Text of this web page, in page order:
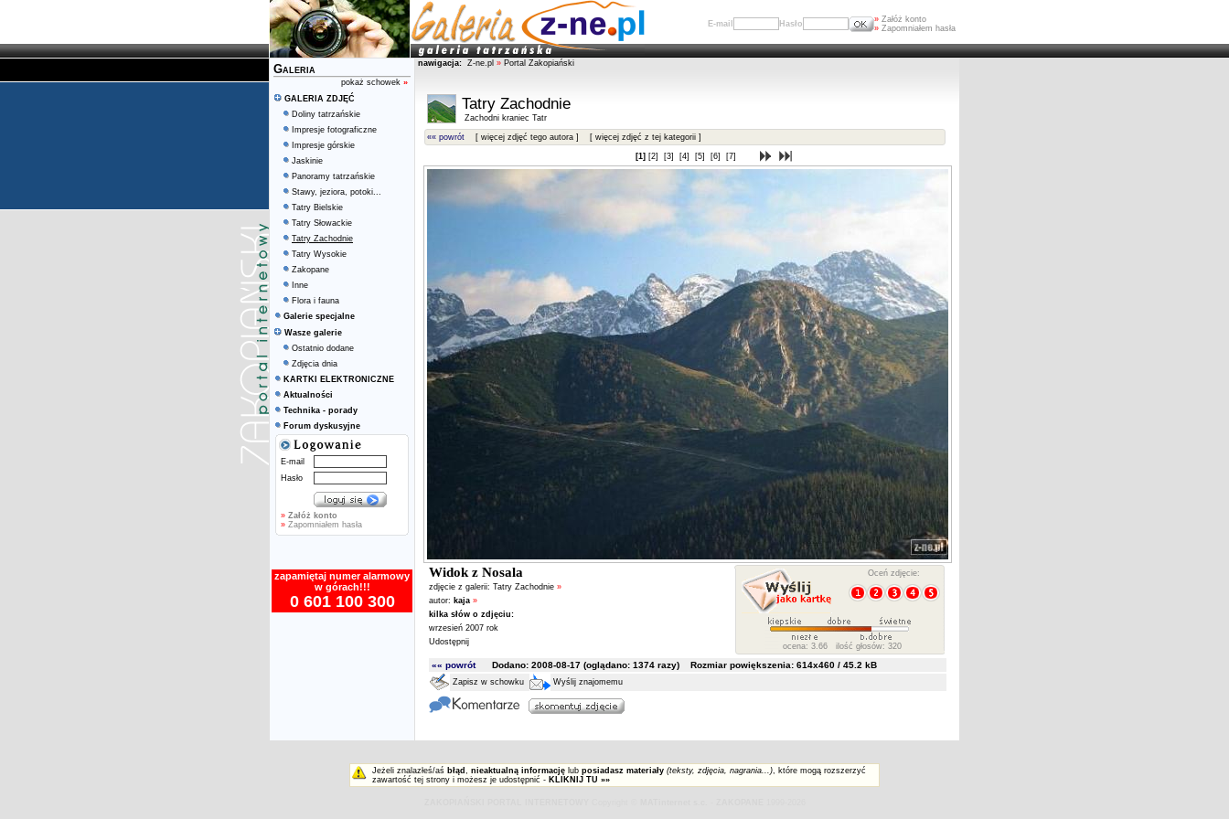
E-mail Hasło » Załóż konto
» Zapomniałem hasła
Galeria
pokaż schowek »
GALERIA ZDJĘĆ
Doliny tatrzańskie
Impresje fotograficzne
Impresje górskie
Jaskinie
Panoramy tatrzańskie
Stawy, jeziora, potoki...
Tatry Bielskie
Tatry Słowackie
Tatry Zachodnie
Tatry Wysokie
Zakopane
Inne
Flora i fauna
Galerie specjalne
Wasze galerie
Ostatnio dodane
Zdjęcia dnia
KARTKI ELEKTRONICZNE
Aktualności
Technika - porady
Forum dyskusyjne
E-mail
Hasło
» Załóż konto
» Zapomniałem hasła
zapamiętaj numer alarmowy
w górach!!!
0 601 100 300
nawigacja: Z-ne.pl » Portal Zakopiański
Tatry Zachodnie
Zachodni kraniec Tatr
«« powrót [ więcej zdjęć tego autora ] [ więcej zdjęć z tej kategorii ]
[1] [2] [3] [4] [5] [6] [7]
Widok z Nosala
zdjęcie z galerii: Tatry Zachodnie »
autor: kaja »
kilka słów o zdjęciu:
wrzesień 2007 rok
Udostępnij
Oceń zdjęcie:
ocena: 3.66 ilość głosów: 320
«« powrótDodano: 2008-08-17 (oglądano: 1374razy) Rozmiar powiększenia: 614x460 / 45.2 kB
Zapisz w schowku Wyślij znajomemu
Jeżeli znalazłeś/aś błąd , nieaktualną informację lub posiadasz materiały (teksty, zdjęcia, nagrania...), które mogą rozszerzyć
zawartość tej strony i możesz je udostępnić - KLIKNIJ TU »»